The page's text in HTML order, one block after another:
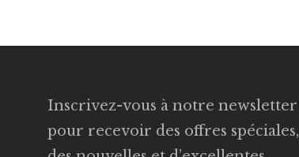
Inscrivez-vous à notre newsletter
pour recevoir des offres spéciales,